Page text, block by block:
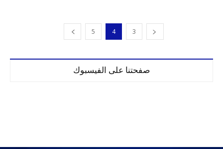
3
4
5
صفحتنا على الفيسبوك